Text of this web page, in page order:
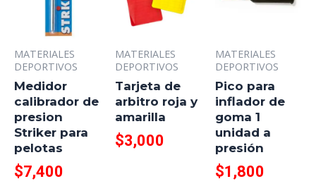
MATERIALES
DEPORTIVOS
Medidor
calibrador de
presion
Striker para
pelotas
$7,400
MATERIALES
DEPORTIVOS
Tarjeta de
arbitro roja y
amarilla
$3,000
MATERIALES
DEPORTIVOS
Pico para
inflador de
goma 1
unidad a
presión
$1,800